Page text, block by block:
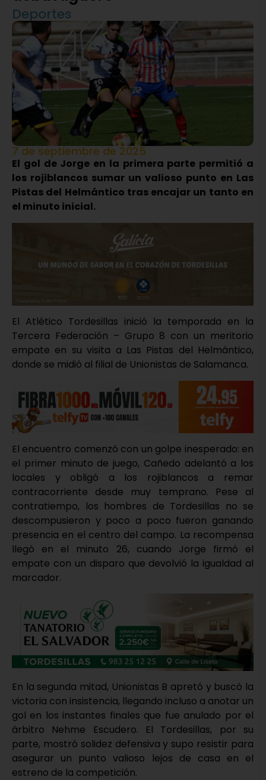
Deportes
7 de septiembre de 2025
El gol de Jorge en la primera parte permitió a
los rojiblancos sumar un valioso punto en Las
Pistas del Helmántico tras encajar un tanto en
el minuto inicial.
El Atlético Tordesillas inició la temporada en la
Tercera Federación – Grupo 8 con un meritorio
empate en su visita a Las Pistas del Helmántico,
donde se midió al filial de Unionistas de Salamanca.
El encuentro comenzó con un golpe inesperado: en
el primer minuto de juego, Cañedo adelantó a los
locales y obligó a los rojiblancos a remar
contracorriente desde muy temprano. Pese al
contratiempo, los hombres de Tordesillas no se
descompusieron y poco a poco fueron ganando
presencia en el centro del campo. La recompensa
llegó en el minuto 26, cuando Jorge firmó el
empate con un disparo que devolvió la igualdad al
marcador.
En la segunda mitad, Unionistas B apretó y buscó la
victoria con insistencia, llegando incluso a anotar un
gol en los instantes finales que fue anulado por el
árbitro Nehme Escudero. El Tordesillas, por su
parte, mostró solidez defensiva y supo resistir para
asegurar un punto valioso lejos de casa en el
estreno de la competición.